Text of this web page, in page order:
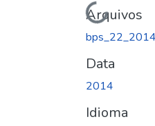
Carregando...
Arquivos
Data
2014
Idioma